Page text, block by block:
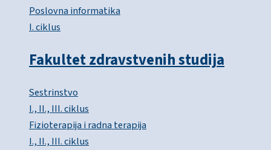
Poslovna informatika
I. ciklus
Fakultet zdravstvenih studija
Sestrinstvo
I., II., III. ciklus
Fizioterapija i radna terapija
I., II., III. ciklus